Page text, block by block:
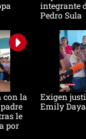
integrante
Pedro Sula
con la
le
por
Exigen
Emily